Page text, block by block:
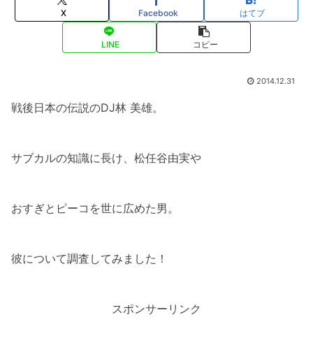
X Facebook はてブ
LINE コピー
2014.12.31
戦後日本の伝説のDJ林 美雄。
サブカルの知識に長け、松任谷由実や
おすぎとピーコを世に広めた男。
彼について調査してみました！
スポンサーリンク